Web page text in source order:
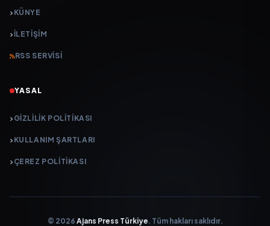
KÜNYE
İLETIŞIM
RSS SERVISI
YASAL
GIZLILIK POLITIKASI
KULLANIM ŞARTLARI
ÇEREZ POLITIKASI
© 2026 Ajans Press Türkiye. Tüm hakları saklıdır.